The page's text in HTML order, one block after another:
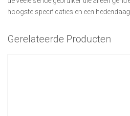
hoogste specificaties en een
Gerelateerde Producten